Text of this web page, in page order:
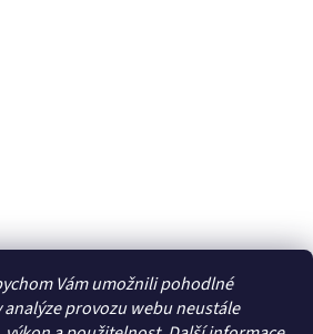
Vám umožnili pohodlné
provozu webu neustále
Instagramu